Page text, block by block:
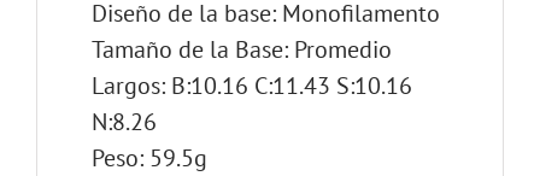
Diseño de la base: Monofilamento
Tamaño de la Base: Promedio
Largos: B:10.16 C:11.43 S:10.16
N:8.26
Peso: 59.5g